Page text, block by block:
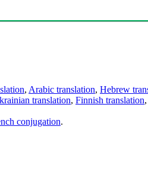
, Arabic translation, Hebrew
translation, Finnish translation,
conjugation.